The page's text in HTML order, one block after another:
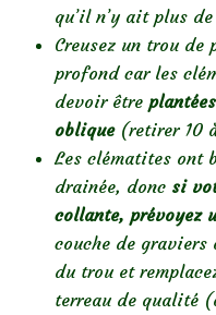
qu’il n’y ait plus
Creusez un trou
profond car les
devoir être
oblique(retirer 10
Les clématites ont
drainée, donc si
collante, prévoyez
couche de
du trou et
terreau de qualité